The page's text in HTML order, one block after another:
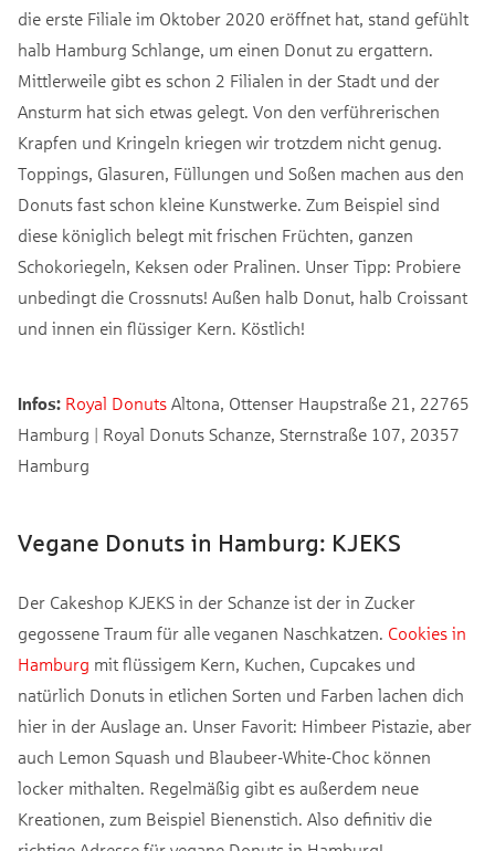
die erste Filiale im Oktober 2020 eröffnet hat, stand gefühlt
halb Hamburg Schlange, um einen Donut zu ergattern.
Mittlerweile gibt es schon 2 Filialen in der Stadt und der
Ansturm hat sich etwas gelegt. Von den verführerischen
Krapfen und Kringeln kriegen wir trotzdem nicht genug.
Toppings, Glasuren, Füllungen und Soßen machen aus den
Donuts fast schon kleine Kunstwerke. Zum Beispiel sind
diese königlich belegt mit frischen Früchten, ganzen
Schokoriegeln, Keksen oder Pralinen. Unser Tipp: Probiere
unbedingt die Crossnuts! Außen halb Donut, halb Croissant
und innen ein flüssiger Kern. Köstlich!
Infos: Royal Donuts Altona, Ottenser Haupstraße 21, 22765
Hamburg | Royal Donuts Schanze, Sternstraße 107, 20357
Hamburg
Vegane Donuts in Hamburg: KJEKS
Der Cakeshop KJEKS in der Schanze ist der in Zucker
gegossene Traum für alle veganen Naschkatzen. Cookies in
Hamburg mit flüssigem Kern, Kuchen, Cupcakes und
natürlich Donuts in etlichen Sorten und Farben lachen dich
hier in der Auslage an. Unser Favorit: Himbeer Pistazie, aber
auch Lemon Squash und Blaubeer-White-Choc können
locker mithalten. Regelmäßig gibt es außerdem neue
Kreationen, zum Beispiel Bienenstich. Also definitiv die